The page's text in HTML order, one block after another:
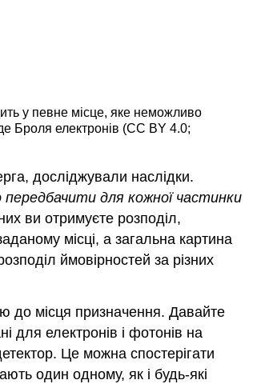
у певне місце, яке неможливо
Броля електронів (CC BY 4.0;
досліджували наслідки.
для кожної частинки
ви отримуєте розподіл,
місці, а загальна картина
ймовірностей за різних
до місця призначення. Давайте
для електронів і фотонів на
Це можна спостерігати
один одному, як і будь-які